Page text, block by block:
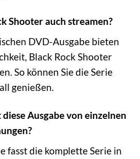
Shooter auch streamen?
DVD-Ausgabe bieten
Black Rock Shooter
So können Sie die Serie
genießen.
Ausgabe von einzelnen
fasst die komplette Serie in